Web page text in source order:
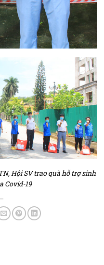
Hội SV trao quà hỗ trợ sinh
Covid-19